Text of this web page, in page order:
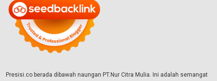
Presisi.co berada dibawah naungan PT.Nur Citra Mulia. Ini adalah semangat